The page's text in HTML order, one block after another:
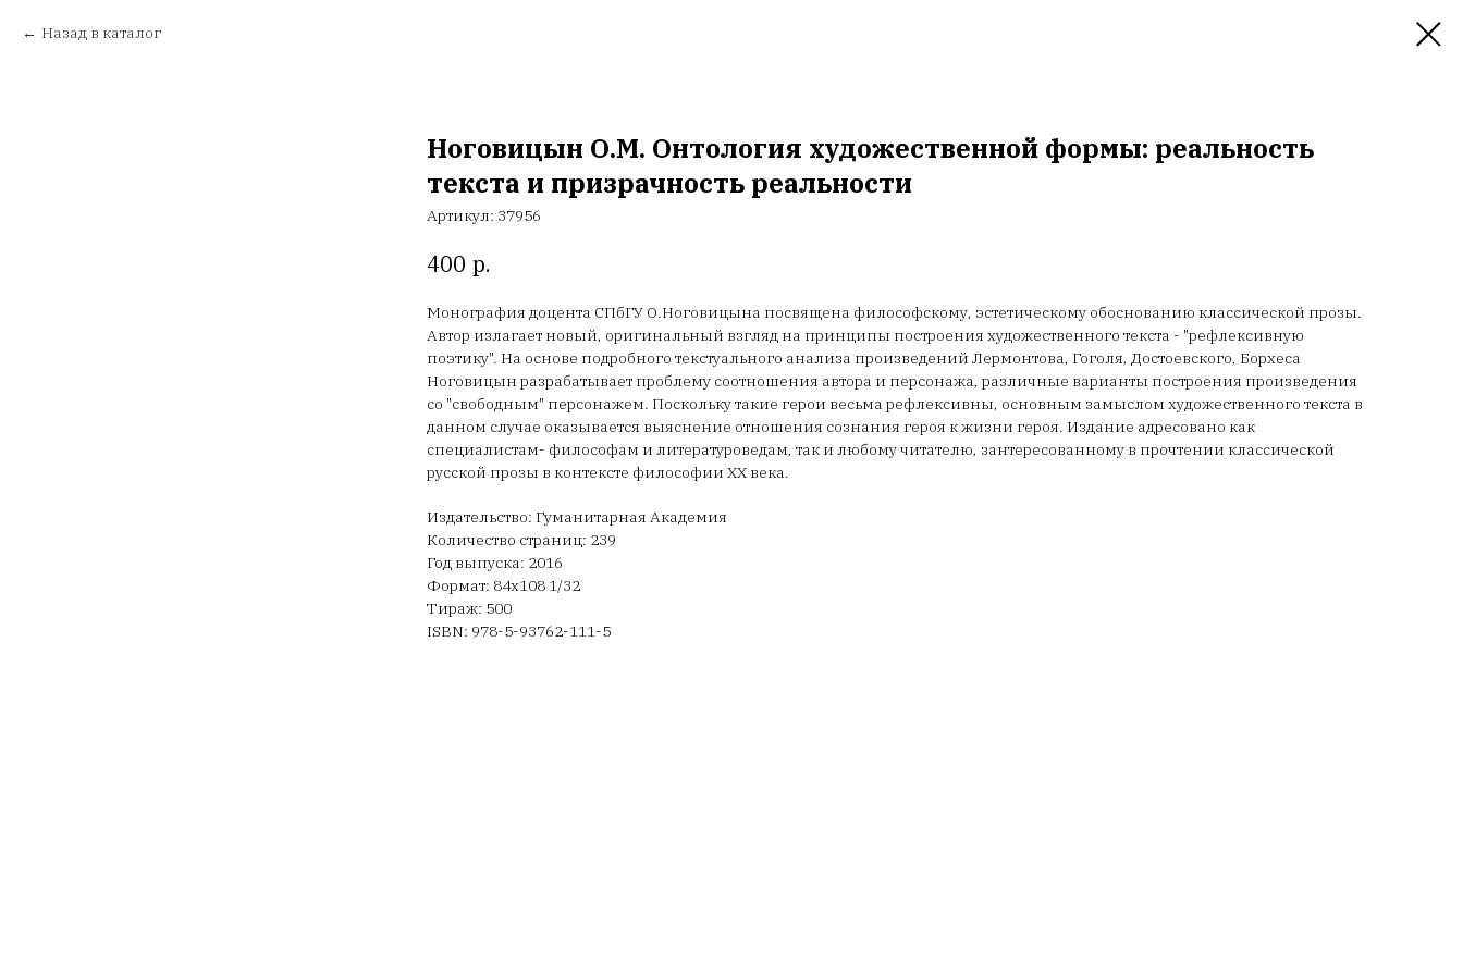
Назад в каталог
Ноговицын О.М. Онтология художественной формы: реальность
текста и призрачность реальности
Артикул: 37956
400 р.
Монография доцента СПбГУ О.Ноговицына посвящена философскому, эстетическому обоснованию классической прозы.
Автор излагает новый, оригинальный взгляд на принципы построения художественного текста - "рефлексивную
поэтику". На основе подробного текстуального анализа произведений Лермонтова, Гоголя, Достоевского, Борхеса
Ноговицын разрабатывает проблему соотношения автора и персонажа, различные варианты построения произведения
со "свободным" персонажем. Поскольку такие герои весьма рефлексивны, основным замыслом художественного текста в
данном случае оказывается выяснение отношения сознания героя к жизни героя. Издание адресовано как
специалистам- философам и литературоведам, так и любому читателю, зантересованному в прочтении классической
русской прозы в контексте философии ХХ века.
Издательство: Гуманитарная Академия
Количество страниц: 239
Год выпуска: 2016
Формат: 84х108 1/32
Тираж: 500
ISBN: 978-5-93762-111-5